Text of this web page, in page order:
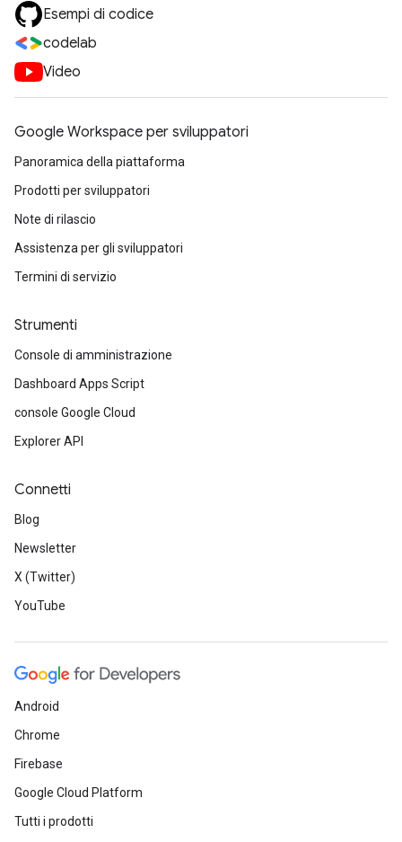
Esempi di codice
codelab
Video
Google Workspace per sviluppatori
Panoramica della piattaforma
Prodotti per sviluppatori
Note di rilascio
Assistenza per gli sviluppatori
Termini di servizio
Strumenti
Console di amministrazione
Dashboard Apps Script
console Google Cloud
Explorer API
Connetti
Blog
Newsletter
X (Twitter)
YouTube
Android
Chrome
Firebase
Google Cloud Platform
Tutti i prodotti